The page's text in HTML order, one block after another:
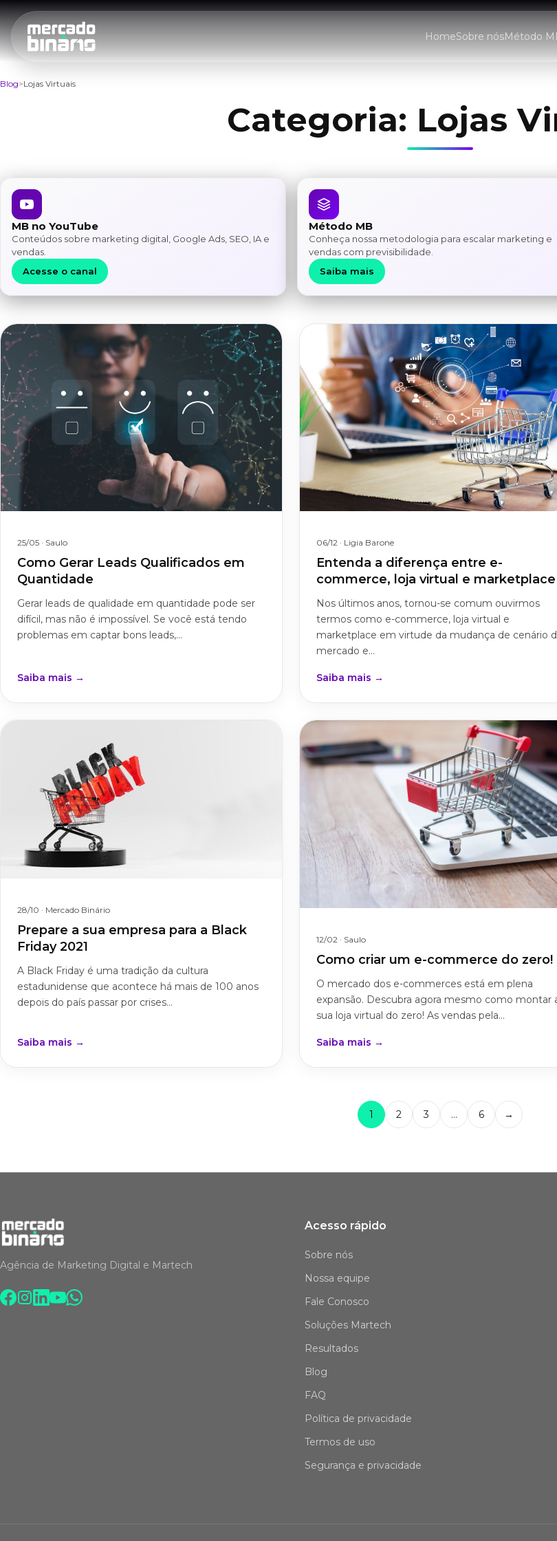
HomeSobre nósMétodo
Blog Lojas Virtuais
Categoria: Lojas
MB no YouTube
Conteúdos sobre marketing digital, Google Ads, SEO, IA e
vendas.
Acesse o canal
Método MB
Conheça nossa metodologia para escalar marketing e
vendas com previsibilidade.
Saiba mais
25/05 · Saulo
Como Gerar Leads Qualificados em
Quantidade
Gerar leads de qualidade em quantidade pode ser
difícil, mas não é impossível. Se você está tendo
problemas em captar bons leads,...
Saiba mais →
06/12· Ligia Barone
Entenda a diferença entre e-
commerce, loja virtual e marketplace
Nos últimos anos, tornou-se comum ouvirmos
termos como e-commerce, loja virtual e
marketplace em virtude da mudança de cenário
mercado e...
Saiba mais →
28/10 · Mercado Binário
Prepare a sua empresa para a Black
Friday 2021
A Black Friday é uma tradição da cultura
estadunidense que acontece há mais de 100 anos
depois do país passar por crises...
Saiba mais →
12/02· Saulo
Como criar um e-commerce do zero!
O mercado dos e-commerces está em plena
expansão. Descubra agora mesmo como montar
sua loja virtual do zero! As vendas pela...
Saiba mais →
1 2 3 … 6 →
Agência de Marketing Digital e Martech
Acesso rápido
Sobre nós
Nossa equipe
Fale Conosco
Soluções Martech
Resultados
Blog
FAQ
Política de privacidade
Termos de uso
Segurança e privacidade